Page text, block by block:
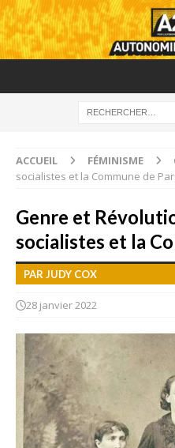
ACCUEIL FÉMINISME
socialistes et la Commune de
Genre et
socialistes et la
PAR JUDY COX
28 janvier 2022